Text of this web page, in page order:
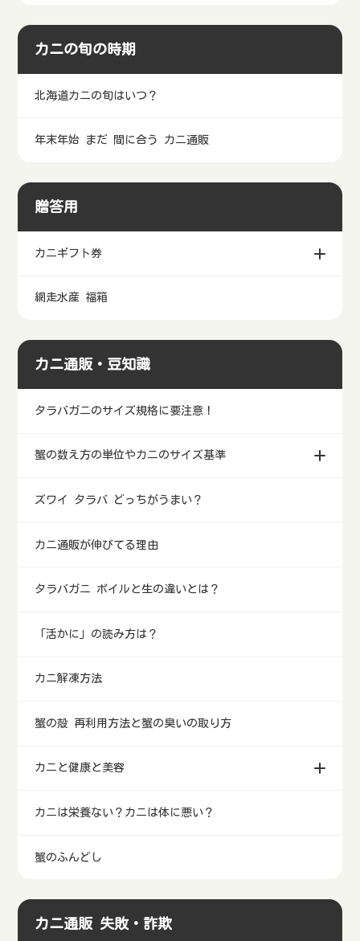
カニの旬の時期
北海道カニの旬はいつ？
年末年始 まだ 間に合う カニ通販
贈答用
カニギフト券
網走水産 福箱
カニ通販・豆知識
タラバガニのサイズ規格に要注意！
蟹の数え方の単位やカニのサイズ基準
ズワイ タラバ どっちがうまい？
カニ通販が伸びてる理由
タラバガニ ボイルと生の違いとは？
「活かに」の読み方は？
カニ解凍方法
蟹の殻 再利用方法と蟹の臭いの取り方
カニと健康と美容
カニは栄養ない？カニは体に悪い？
蟹のふんどし
カニ通販 失敗・詐欺